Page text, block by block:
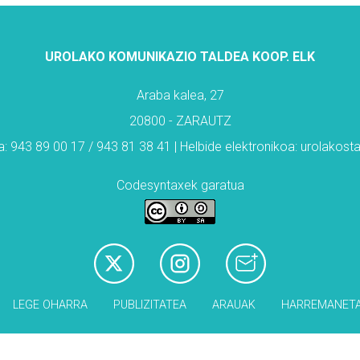
UROLAKO KOMUNIKAZIO TALDEA KOOP. ELK
Araba kalea, 27
20800 - ZARAUTZ
943 89 00 17 / 943 81 38 41 | Helbide elektronikoa:
Codesyntaxek garatua
LEGE OHARRA PUBLIZITATEA ARAUAK